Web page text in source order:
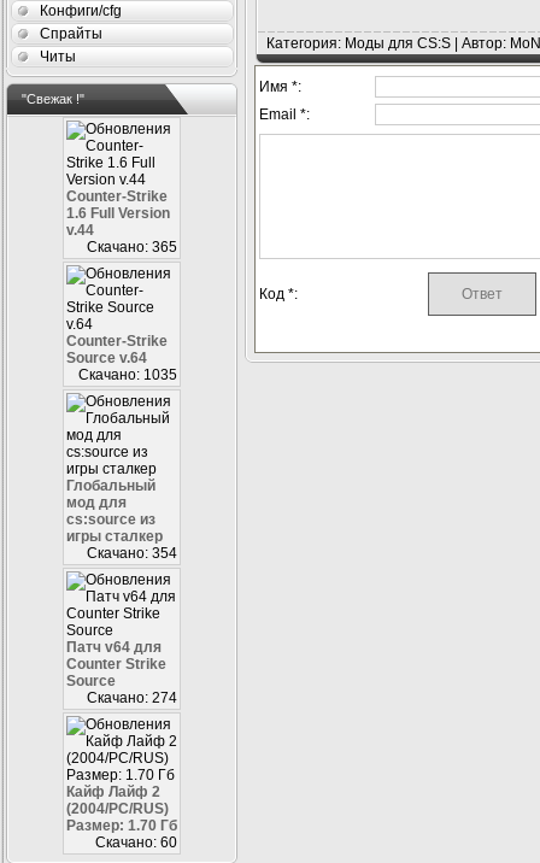
Конфиги/cfg
Спрайты
Читы
"Свежак !"
Counter-Strike
1.6 Full Version
v.44
Скачано: 365
Counter-Strike
Source v.64
Скачано: 1035
Глобальный
мод для
cs:source из
игры сталкер
Скачано: 354
Патч v64 для
Counter Strike
Source
Скачано: 274
Кайф Лайф 2
(2004/PC/RUS)
Размер: 1.70 Гб
Скачано: 60
Категория: Моды для CS:S | Автор:
Имя *:
Email *:
Код *: